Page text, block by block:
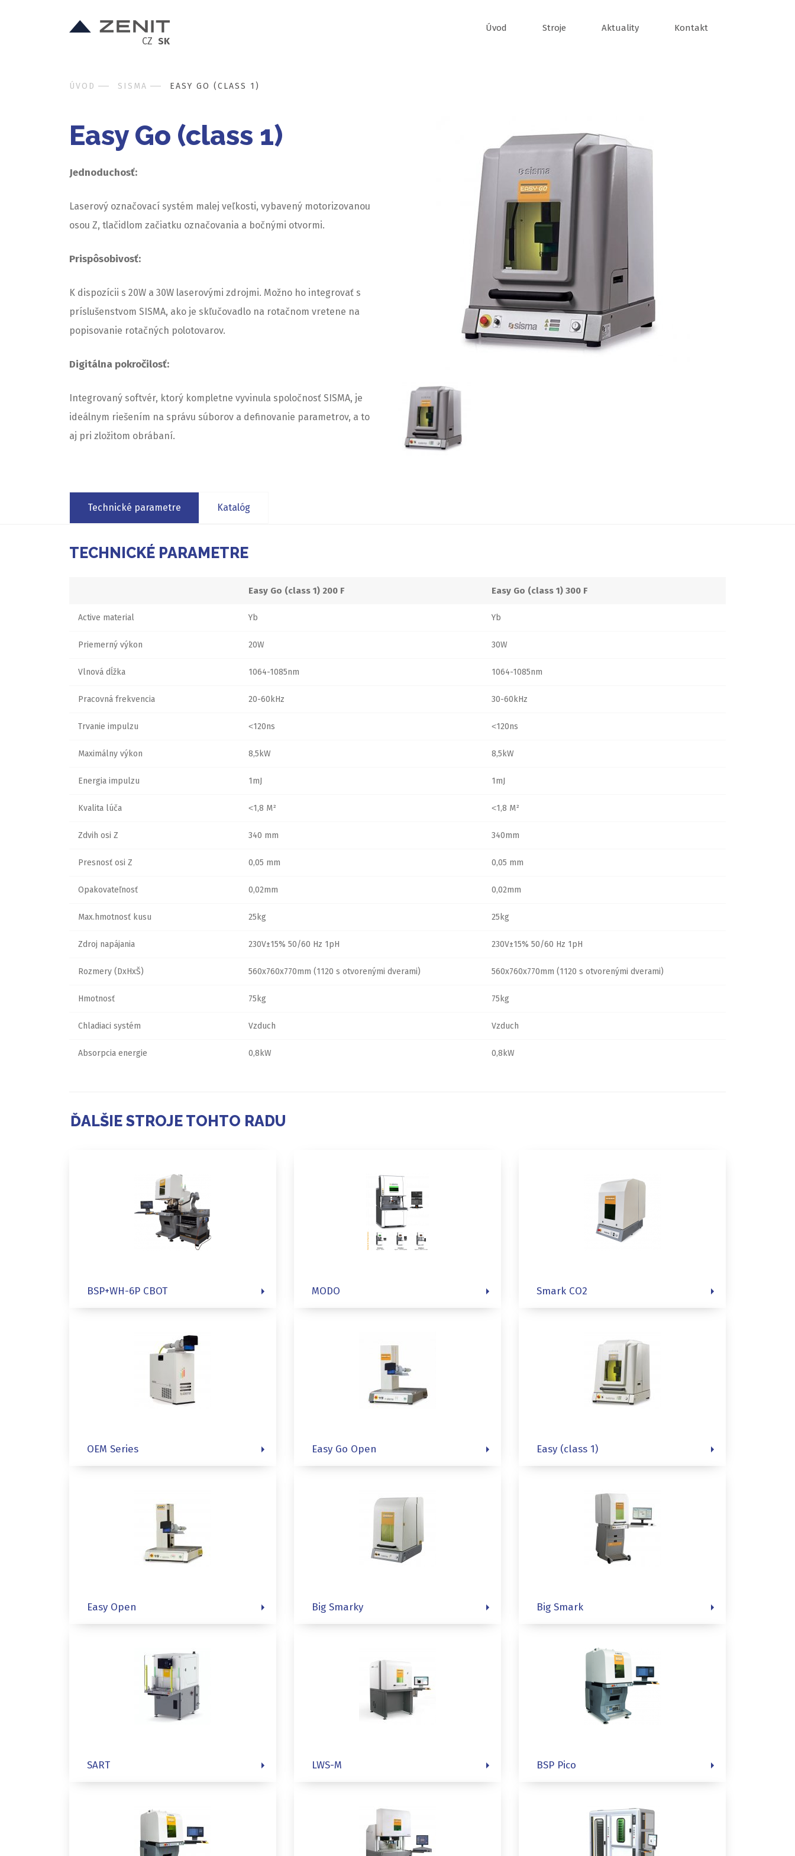
CZ SK
Úvod Stroje Aktuality Kontakt
ÚVOD SISMA EASY GO (CLASS 1)
Easy Go (class 1)
Jednoduchosť:
Laserový označovací systém malej veľkosti, vybavený motorizovanou
osou Z, tlačidlom začiatku označovania a bočnými otvormi.
Prispôsobivosť:
K dispozícii s 20W a 30W laserovými zdrojmi. Možno ho integrovať s
príslušenstvom SISMA, ako je skľučovadlo na rotačnom vretene na
popisovanie rotačných polotovarov.
Digitálna pokročilosť:
Integrovaný softvér, ktorý kompletne vyvinula spoločnosť SISMA, je
ideálnym riešením na správu súborov a definovanie parametrov, a to
aj pri zložitom obrábaní.
Technické parametre Katalóg
TECHNICKÉ PARAMETRE
Easy Go (class 1) 200 F Easy Go (class 1) 300 F
Active material Yb Yb
Priemerný výkon 20W 30W
Vlnová dĺžka 1064-1085nm 1064-1085nm
Pracovná frekvencia 20-60kHz 30-60kHz
Trvanie impulzu ˂120ns ˂120ns
Maximálny výkon 8,5kW 8,5kW
Energia impulzu 1mJ 1mJ
Kvalita lúča ˂1,8 M² ˂1,8 M²
Zdvih osi Z 340 mm 340mm
Presnosť osi Z 0,05 mm 0,05 mm
Opakovateľnosť 0,02mm 0,02mm
Max.hmotnosť kusu 25kg 25kg
Zdroj napájania 230V±15% 50/60 Hz 1pH 230V±15% 50/60 Hz 1pH
Rozmery (DxHxŠ) 560x760x770mm (1120 s otvorenými dverami) 560x760x770mm (1120 s otvorenými dverami)
Hmotnosť 75kg 75kg
Chladiaci systém Vzduch Vzduch
Absorpcia energie 0,8kW 0,8kW
ĎALŠIE STROJE TOHTO RADU
BSP+WH-6P CBOT MODO Smark CO2
OEM Series Easy Go Open Easy (class 1)
Easy Open Big Smarky Big Smark
SART LWS-M BSP Pico